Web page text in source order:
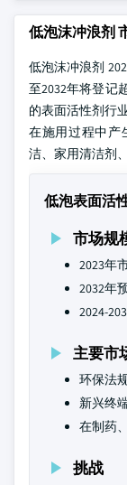
低泡沫冲浪剂
低泡沫冲浪剂
至2032年将登记
的表面活性剂行
在施用过程中产
洁、家用清洁剂
低泡表面活
市场规
2023年
2032年
2024-
主要市
环保法
新兴终
在制药
挑战